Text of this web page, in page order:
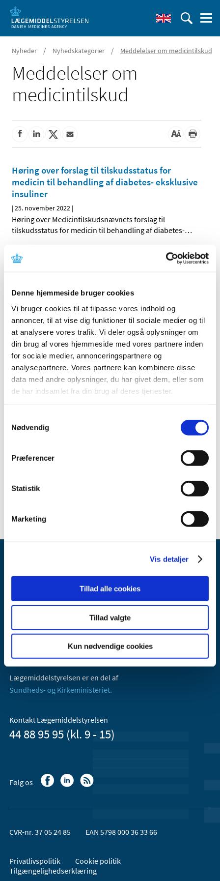
Denne hjemmeside bruger cookies
Vi bruger cookies til at tilpasse vores indhold og
annoncer, til at vise dig funktioner til sociale medier og til
at analysere vores trafik. Vi deler også oplysninger om
din brug af vores hjemmeside med vores partnere inden
for sociale medier, annonceringspartnere og
analysepartnere. Vores partnere kan kombinere disse
data med andre oplysninger, du har givet dem, eller som
de har indsamlet fra din brug af deres tjenester.
Nødvendig
Præferencer
Statistik
Marketing
Vis detaljer
Tillad alle cookies
Tillad valgte
Kun nødvendige cookies
Nyheder / Nyhedskategorier / Meddelelser om medicintilskud
Meddelelser om
medicintilskud
Høring over forslag til tilskudsstatus for
medicin til behandling af diabetes- eksklusive
insuliner
|25. november 2022 |
Høring over Medicintilskuds­nævnets forslag til
tilskudsstatus for medicin til behandling af diabetes-…
Alle (237)
2026 (25)
2025 (17)
2024 (17)
2023 (26)
2022 (16)
november (1)
oktober (2)
september (2)
april (3)
2021 (35)
Axel Heides Gade 1
2300 København S
Email:dkma@dkma.dk
Lægemiddelstyrelsen er en del af
Sundheds- og Kirkeministeriet.
Kontakt Lægemiddelstyrelsen
44 88 95 95 (kl. 9 - 15)
Følg os
CVR-nr. 37 05 24 85 EAN 5798 000 36 33 66
Privatlivspolitik
Cookie politik
Tilgængelighedserklæring